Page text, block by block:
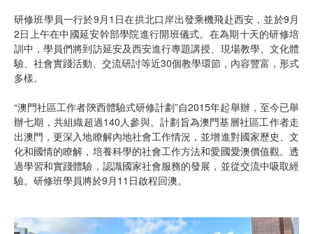
研修班學員一行於9月1日在拱北口岸出發乘機飛赴西安，並於9月
2日上午在中國延安幹部學院進行開班儀式。在為期十天的研修培
訓中，學員們將到訪延安及西安進行專題講授、現場教學、文化體
驗、社會實踐活動、交流研討等近30個教學環節，內容豐富，形式
多樣。
“澳門社區工作者陝西體驗式研修計劃”自2015年起舉辦，至今已舉
辦七期，共組織超過140人參與。計劃旨為澳門基層社區工作者走
出澳門，更深入地瞭解內地社會工作情況，並增進對國家歷史、文
化和國情的瞭解，培養科學的社會工作方法和愛國愛澳價值觀。透
過學習和實踐體驗，認識國家社會服務的發展，並從交流中吸取經
驗。研修班學員將於9月11日啟程回澳。